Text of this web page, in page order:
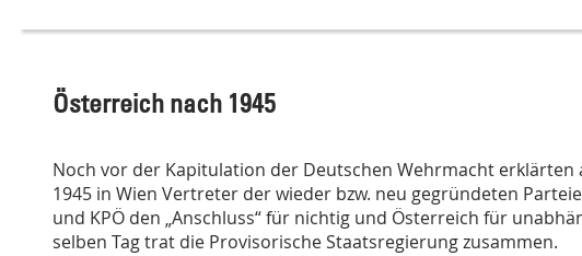
Österreich nach 1945
Noch vor der Kapitulation der Deutschen Wehrmacht erklärten
1945 in Wien Vertreter der wieder bzw. neu gegründeten
und KPÖ den „Anschluss“ für nichtig und Österreich für
selben Tag trat die Provisorische Staatsregierung zusammen.